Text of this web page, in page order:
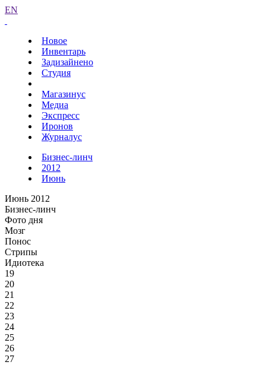
EN
Новое
Инвентарь
Задизайнено
Студия
Магазинус
Медиа
Экспресс
Иронов
Журналус
Бизнес-линч
2012
Июнь
Июнь 2012
Бизнес-линч
Фото дня
Мозг
Понос
Стрипы
Идиотека
19
20
21
22
23
24
25
26
27